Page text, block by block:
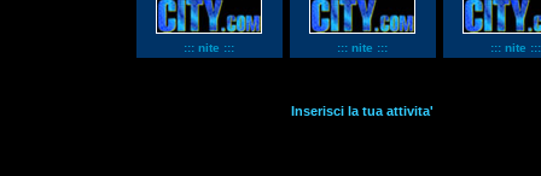
::: nite ::: ::: nite ::: ::: nite :::
Inserisci la tua attivita'